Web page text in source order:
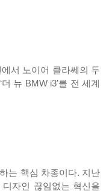
서 노이어 클라쎄의 두
뉴 BMW i3’를 전 세계
는 핵심 차종이다. 지난
자인 끊임없는 혁신을